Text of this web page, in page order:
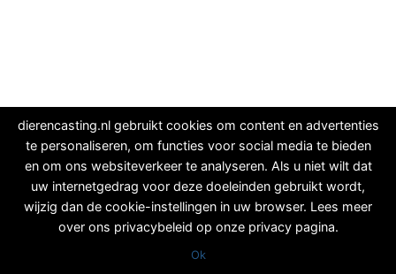
dierencasting.nl gebruikt cookies om content en advertenties
te personaliseren, om functies voor social media te bieden
en om ons websiteverkeer te analyseren. Als u niet wilt dat
uw internetgedrag voor deze doeleinden gebruikt wordt,
wijzig dan de cookie-instellingen in uw browser. Lees meer
over ons privacybeleid op onze privacy pagina.
Ok